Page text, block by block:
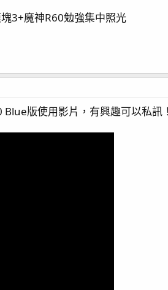
3+魔神R60勉強集中照光
Blue版使用影片，有興趣可以私訊